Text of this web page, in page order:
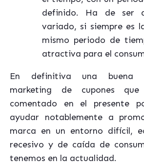
definido. Ha de ser
variado, si siempre es
mismo periodo de
atractiva para el
En definitiva una buena
marketing de cupones
comentado en el presente
ayudar notablemente a
marca en un entorno difícil,
recesivo y de caída de
tenemos en la actualidad.